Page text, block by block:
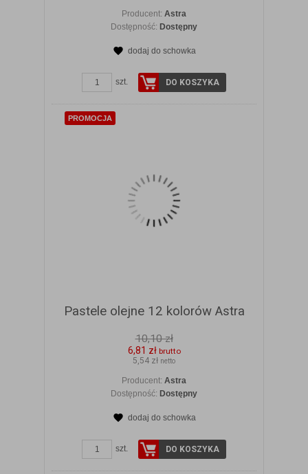
Producent: Astra
Dostępność: Dostępny
dodaj do schowka
szt. DO KOSZYKA
PROMOCJA
Pastele olejne 12 kolorów Astra
10,10 zł
6,81 zł brutto
5,54 zł netto
Producent: Astra
Dostępność: Dostępny
dodaj do schowka
szt. DO KOSZYKA